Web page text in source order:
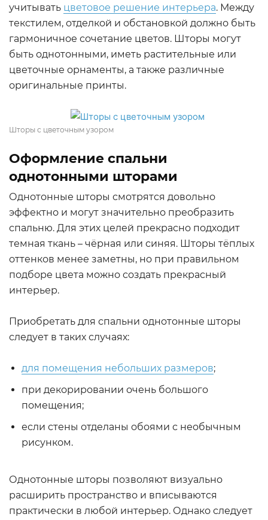
учитывать цветовое решение интерьера. Между
текстилем, отделкой и обстановкой должно быть
гармоничное сочетание цветов. Шторы могут
быть однотонными, иметь растительные или
цветочные орнаменты, а также различные
оригинальные принты.
Шторы с цветочным узором
Оформление спальни
однотонными шторами
Однотонные шторы смотрятся довольно
эффектно и могут значительно преобразить
спальню. Для этих целей прекрасно подходит
темная ткань – чёрная или синяя. Шторы тёплых
оттенков менее заметны, но при правильном
подборе цвета можно создать прекрасный
интерьер.
Приобретать для спальни однотонные шторы
следует в таких случаях:
для помещения небольших размеров;
при декорировании очень большого
помещения;
если стены отделаны обоями с необычным
рисунком.
Однотонные шторы позволяют визуально
расширить пространство и вписываются
практически в любой интерьер. Однако следует